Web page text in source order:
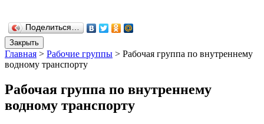
Поделиться…
Закрыть
Главная > Рабочие группы > Рабочая группа по внутреннему
водному транспорту
Рабочая группа по внутреннему
водному транспорту